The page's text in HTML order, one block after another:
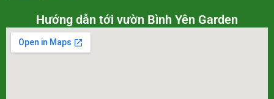
Hướng dẫn tới vườn Bình Yên Garden